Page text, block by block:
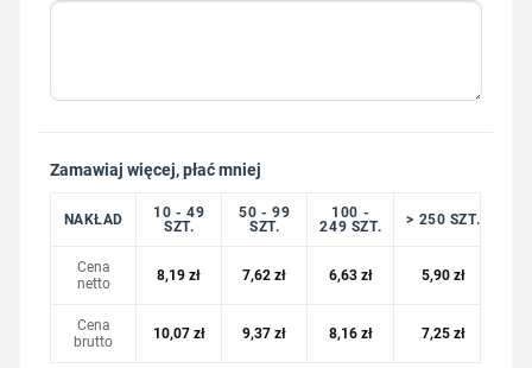
Zamawiaj więcej, płać mniej
NAKŁAD
10 - 49
SZT.
50 - 99
SZT.
100 -
249 SZT.
> 250 SZT.
Cena
netto
8,19zł 7,62zł 6,63 zł 5,90 zł
Cena
brutto
10,07 zł 9,37zł 8,16 zł 7,25 zł